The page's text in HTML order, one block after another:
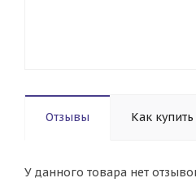
Отзывы Как купить
У данного товара нет